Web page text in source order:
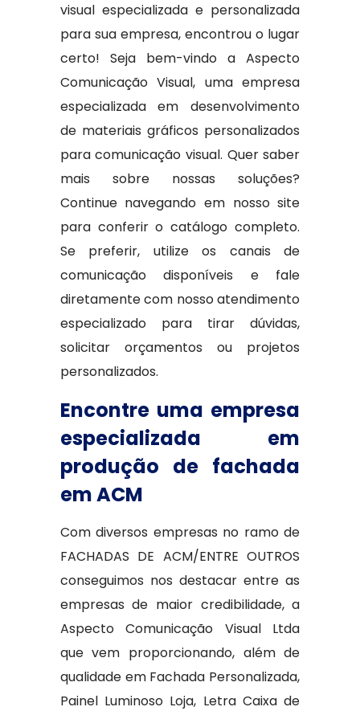
visual especializada e personalizada
para sua empresa, encontrou o lugar
certo! Seja bem-vindo a Aspecto
Comunicação Visual, uma empresa
especializada em desenvolvimento
de materiais gráficos personalizados
para comunicação visual. Quer saber
mais sobre nossas soluções?
Continue navegando em nosso site
para conferir o catálogo completo.
Se preferir, utilize os canais de
comunicação disponíveis e fale
diretamente com nosso atendimento
especializado para tirar dúvidas,
solicitar orçamentos ou projetos
personalizados.
Encontre uma empresa
especializada em
produção de fachada
em ACM
Com diversos empresas no ramo de
FACHADAS DE ACM/ENTRE OUTROS
conseguimos nos destacar entre as
empresas de maior credibilidade, a
Aspecto Comunicação Visual Ltda
que vem proporcionando, além de
qualidade em Fachada Personalizada,
Painel Luminoso Loja, Letra Caixa de